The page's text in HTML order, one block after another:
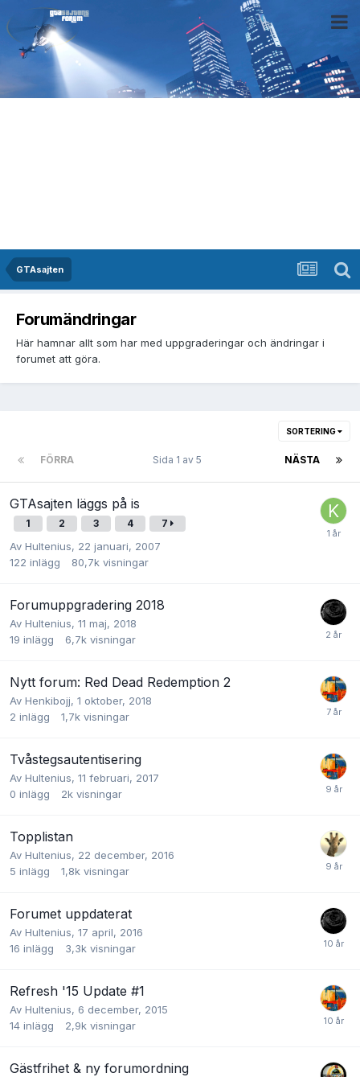
GTAsajten
Forumändringar
Här hamnar allt som har med uppgraderingar och ändringar i
forumet att göra.
SORTERING
FÖRRA NÄSTA
Sida 1 av 5
GTAsajten läggs på is
1 2 3 4 7
Av Hultenius, 22 januari, 2007
122 inlägg 80,7k visningar
Forumuppgradering 2018
Av Hultenius, 11 maj, 2018
19 inlägg 6,7k visningar
Nytt forum: Red Dead Redemption 2
Av Henkibojj, 1 oktober, 2018
2 inlägg 1,7k visningar
Tvåstegsautentisering
Av Hultenius, 11 februari, 2017
0 inlägg 2k visningar
Topplistan
Av Hultenius, 22 december, 2016
5 inlägg 1,8k visningar
Forumet uppdaterat
Av Hultenius, 17 april, 2016
16 inlägg 3,3k visningar
Refresh '15 Update #1
Av Hultenius, 6 december, 2015
14 inlägg 2,9k visningar
Gästfrihet & ny forumordning